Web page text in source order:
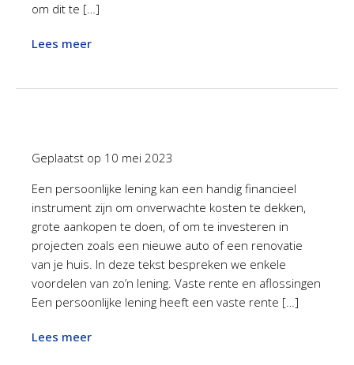
om dit te […]
Lees meer
Geplaatst op 10 mei 2023
Een persoonlijke lening kan een handig financieel
instrument zijn om onverwachte kosten te dekken,
grote aankopen te doen, of om te investeren in
projecten zoals een nieuwe auto of een renovatie
van je huis. In deze tekst bespreken we enkele
voordelen van zo’n lening. Vaste rente en aflossingen
Een persoonlijke lening heeft een vaste rente […]
Lees meer